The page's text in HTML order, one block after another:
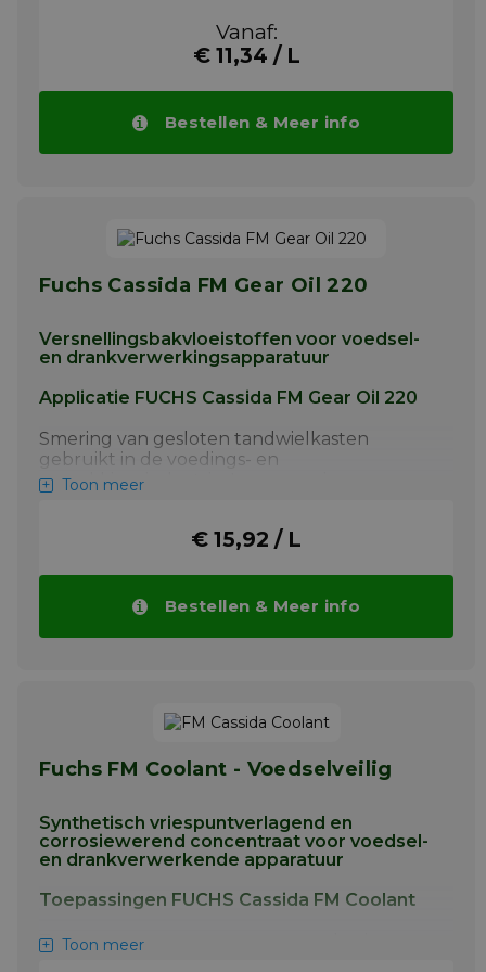
Certified by NSF for ISO 21469 and registered by
NSF (Class HT1) for use where there is potential for
incidental food contact. Product contains only
178.3620 and 182 for use in lubricants with
incidental food contact.
Vanaf:
€ 11,34 / L
Bestellen & Meer info
Fuchs Cassida FM Gear Oil 220
Versnellingsbakvloeistoffen voor voedsel-
en drankverwerkingsapparatuur
Applicatie FUCHS Cassida FM Gear Oil 220
Smering van gesloten tandwielkasten
gebruikt in de voedings- en
verpakkingsindustrie. Lagersmering en
Toon meer
€ 15,92 / L
Bestellen & Meer info
Fuchs FM Coolant - Voedselveilig
Synthetisch vriespuntverlagend en
corrosiewerend concentraat voor voedsel-
en drankverwerkende apparatuur
Toepassingen FUCHS Cassida FM Coolant
Te mengen met water om een oplossing te
Toon meer